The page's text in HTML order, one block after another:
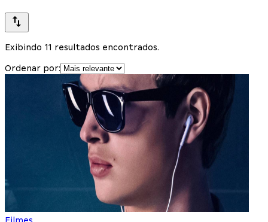
Exibindo 11 resultados encontrados.
Ordenar por: